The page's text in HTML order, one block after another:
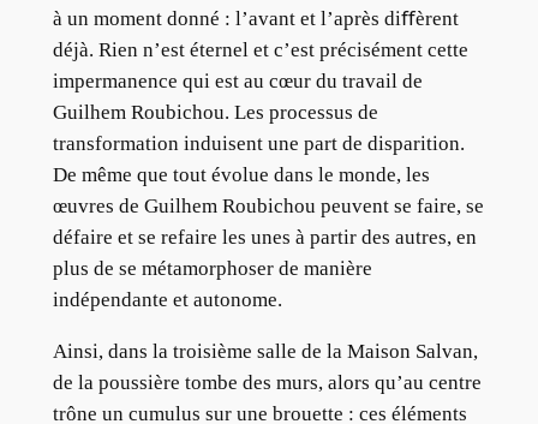
à un moment donné : l’avant et l’après diﬀèrent
déjà. Rien n’est éternel et c’est précisément cette
impermanence qui est au cœur du travail de
Guilhem Roubichou. Les processus de
transformation induisent une part de disparition.
De même que tout évolue dans le monde, les
œuvres de Guilhem Roubichou peuvent se faire, se
défaire et se refaire les unes à partir des autres, en
plus de se métamorphoser de manière
indépendante et autonome.
Ainsi, dans la troisième salle de la Maison Salvan,
de la poussière tombe des murs, alors qu’au centre
trône un cumulus sur une brouette : ces éléments